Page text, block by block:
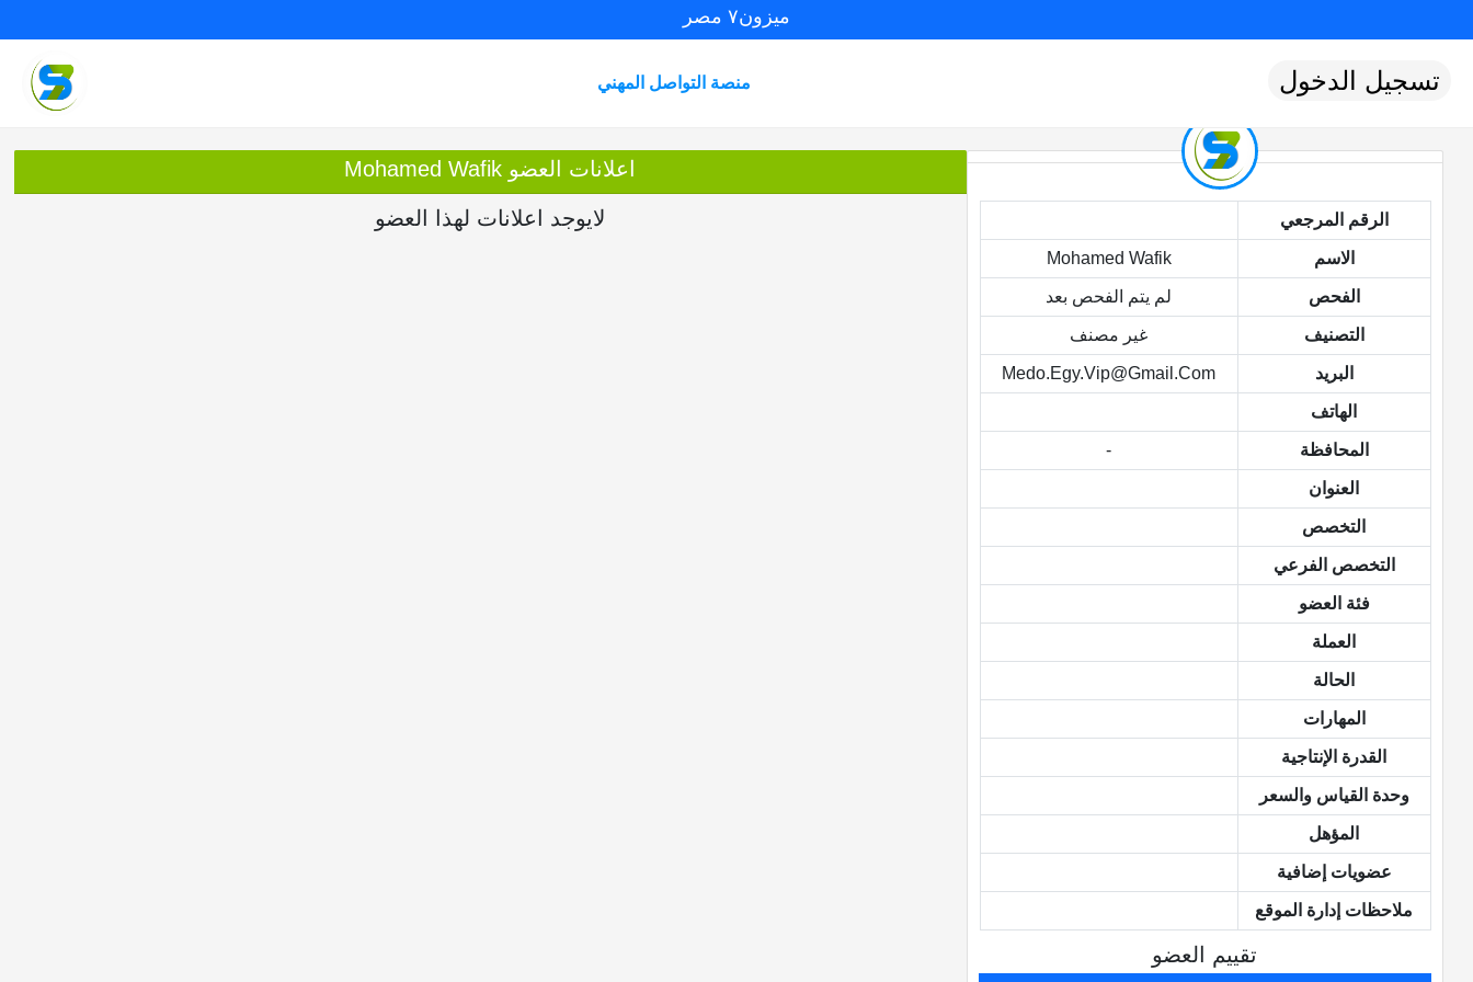
ميزون٧ مصر
منصة التواصل المهني تسجيل الدخول
الرقم المرجعي
الاسم Mohamed Wafik
الفحص لم يتم الفحص بعد
التصنيف غير مصنف
البريد Medo.egy.vip@gmail.com
الهاتف
المحافظة -
العنوان
التخصص
التخصص الفرعي
فئة العضو
العملة
الحالة
المهارات
القدرة الإنتاجية
وحدة القياس والسعر
المؤهل
عضويات إضافية
ملاحظات إدارة الموقع
تقييم العضو
اعلانات العضو Mohamed Wafik
لايوجد اعلانات لهذا العضو